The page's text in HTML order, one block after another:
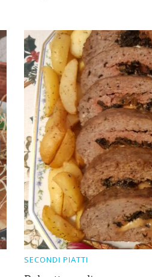
SECONDI PIATTI